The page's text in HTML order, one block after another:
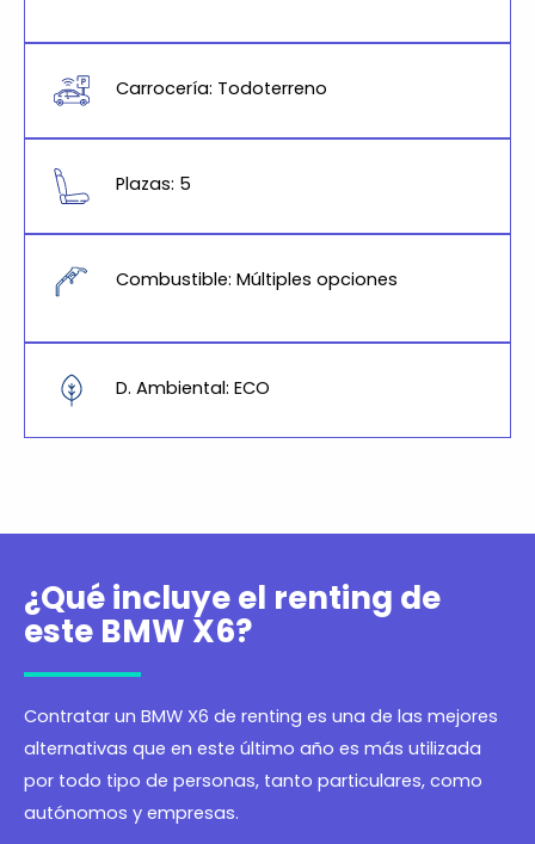
Carrocería: Todoterreno
Plazas: 5
Combustible: Múltiples opciones
D. Ambiental: ECO
¿Qué incluye el renting de
este BMW X6?
Contratar un BMW X6 de renting es una de las mejores
alternativas que en este último año es más utilizada
por todo tipo de personas, tanto particulares, como
autónomos y empresas.